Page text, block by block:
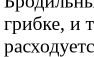
грибке, и